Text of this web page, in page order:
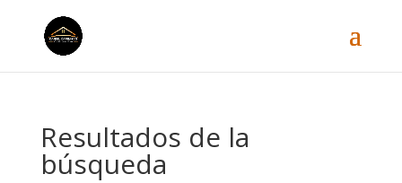
Resultados de la
búsqueda